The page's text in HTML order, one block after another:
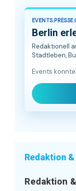
Berlin
Redaktionell
Stadtleben,
Events
Redaktion
Redaktion